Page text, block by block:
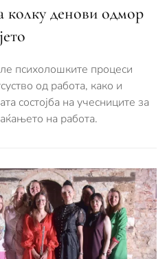
колку денови одмор
психолошките процеси
од работа, како и
состојба на учесниците за
на работа.